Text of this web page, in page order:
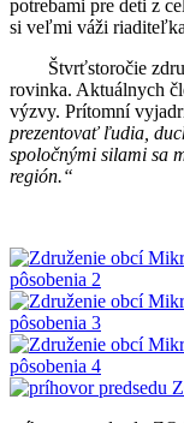
potrebami pre deti z
si veľmi váži
Štvrťstoročie
rovinka. Aktuálnych
výzvy. Prítomní
prezentovať ľudia,
spoločnými silami sa
región.“